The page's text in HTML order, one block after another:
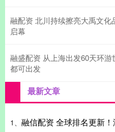
融配资 北川持续擦亮大禹文
启幕
融盛配资 从上海出发60天环游
都可出发
最新文章
1、 融信配资 全球排名更新